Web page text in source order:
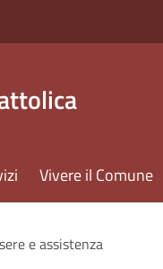
Vivere il Comune
e assistenza